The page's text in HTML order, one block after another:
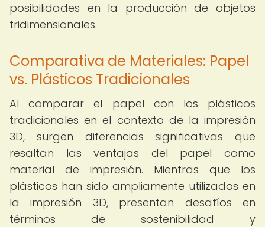
posibilidades en la producción de objetos
tridimensionales.
Comparativa de Materiales: Papel
vs. Plásticos Tradicionales
Al comparar el papel con los plásticos
tradicionales en el contexto de la impresión
3D, surgen diferencias significativas que
resaltan las ventajas del papel como
material de impresión. Mientras que los
plásticos han sido ampliamente utilizados en
la impresión 3D, presentan desafíos en
términos de sostenibilidad y